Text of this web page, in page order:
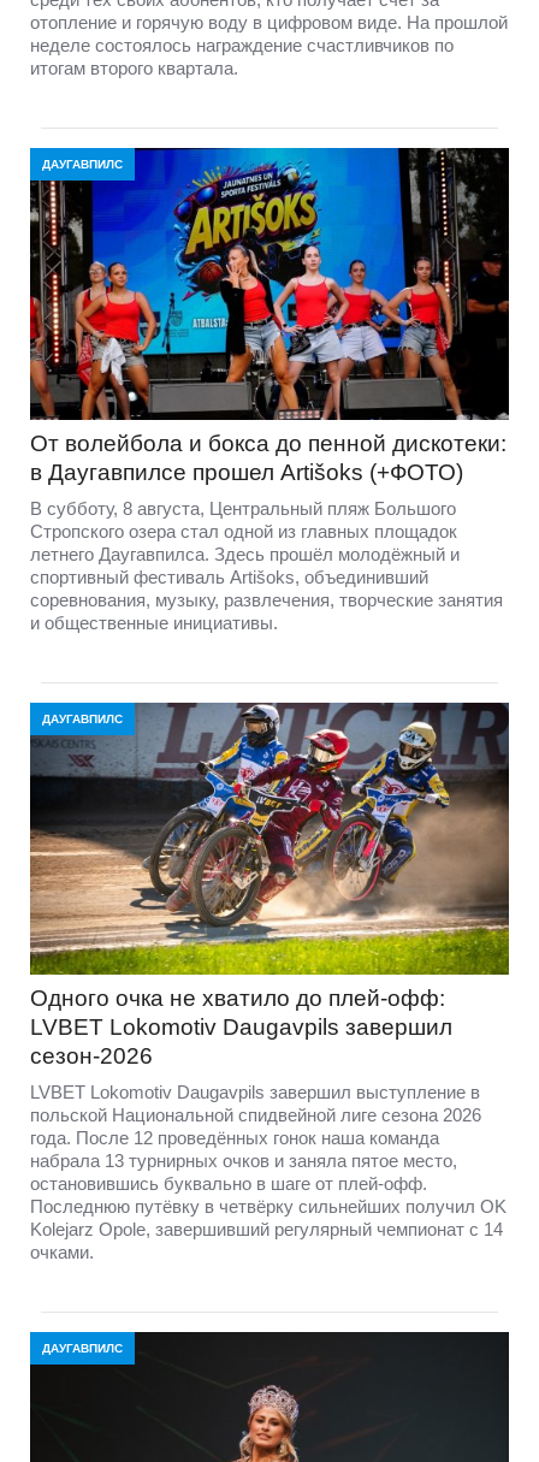
отопление и горячую воду в цифровом виде. На прошлой
неделе состоялось награждение счастливчиков по
итогам второго квартала.
ДАУГАВПИЛС
От волейбола и бокса до пенной дискотеки:
в Даугавпилсе прошел Artišoks (+ФОТО)
В субботу, 8 августа, Центральный пляж Большого
Стропского озера стал одной из главных площадок
летнего Даугавпилса. Здесь прошёл молодёжный и
спортивный фестиваль Artišoks, объединивший
соревнования, музыку, развлечения, творческие занятия
и общественные инициативы.
ДАУГАВПИЛС
Одного очка не хватило до плей-офф:
LVBET Lokomotiv Daugavpils завершил
сезон-2026
LVBET Lokomotiv Daugavpils завершил выступление в
польской Национальной спидвейной лиге сезона 2026
года. После 12 проведённых гонок наша команда
набрала 13 турнирных очков и заняла пятое место,
остановившись буквально в шаге от плей-офф.
Последнюю путёвку в четвёрку сильнейших получил OK
Kolejarz Opole, завершивший регулярный чемпионат с 14
очками.
ДАУГАВПИЛС